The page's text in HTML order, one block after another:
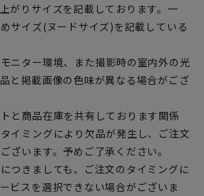
がりサイズを記載しております。一
サイズ(ヌードサイズ)を記載している
ニター環境、また撮影時の室内外の光
と掲載画像の色味が異なる場合がござ
と商品在庫を共有しております関係
イミングにより欠品が発生し、ご注文
ざいます。予めご了承ください。
つきましても、ご注文のタイミングに
ビスを選択できない場合がございま